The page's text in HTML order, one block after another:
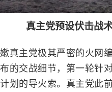
真主党预设伏击战
真主党极其严密的火网
的交战细节，第一轮针
划的导火索。真主党此